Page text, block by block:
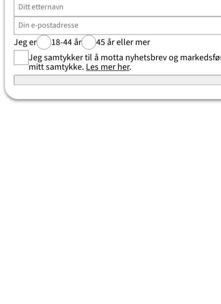
Jeg er 18-44 år
45 år eller mer
Jeg samtykker til å motta nyhetsbrev og
mitt samtykke.Les mer her.